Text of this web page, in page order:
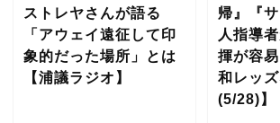
ストレヤさんが語る
「アウェイ遠征して印
象的だった場所」とは
【浦議ラジオ】
帰』『
人指導
揮が容
和レッ
(5/28)】